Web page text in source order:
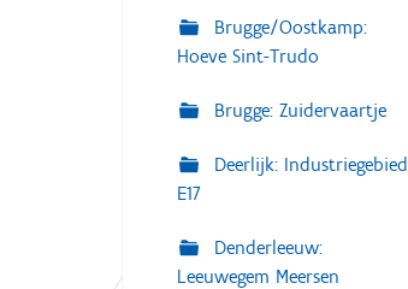
Brugge/Oostkamp:
Hoeve Sint-Trudo
Brugge: Zuidervaartje
Deerlijk: Industriegebied
E17
Denderleeuw:
Leeuwegem Meersen